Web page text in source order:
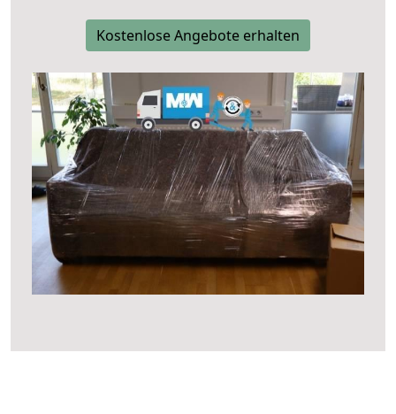
Kostenlose Angebote erhalten